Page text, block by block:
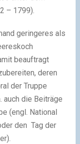
– 1799).
geringeres als
beauftragt
deren
der Truppe
auch die Beiträge
(engl. National
den Tag der